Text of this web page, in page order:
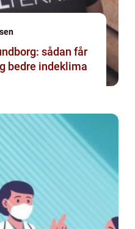
sådan får
bedre indeklima